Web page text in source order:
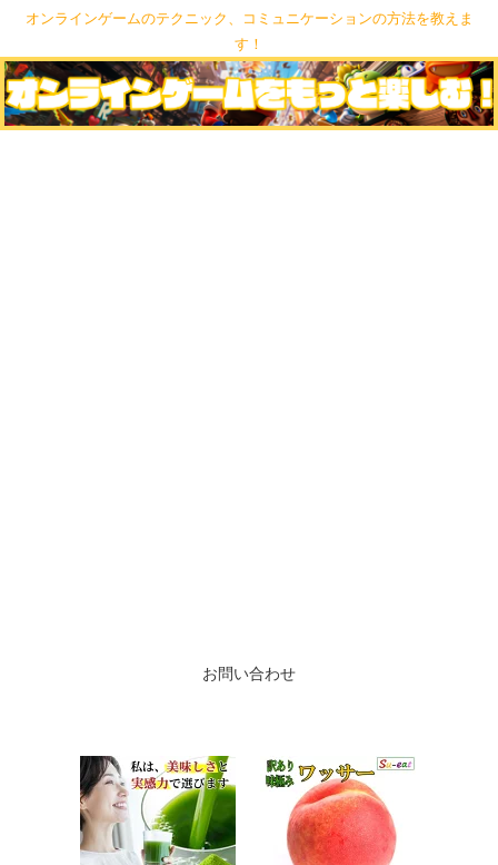
オンラインゲームのテクニック、コミュニケーションの方法を教えま
す！
お問い合わせ